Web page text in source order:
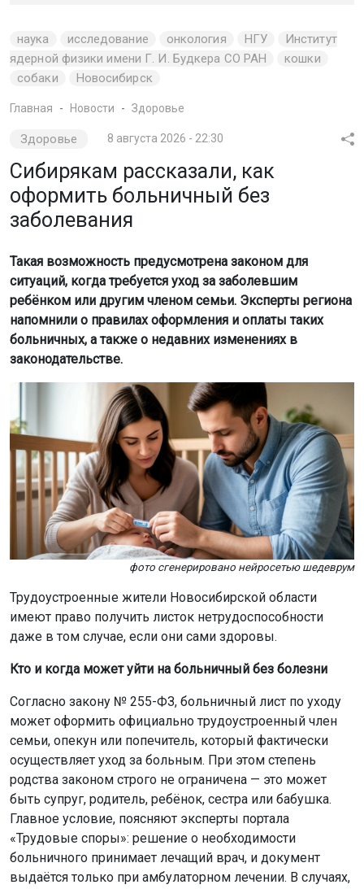
наука исследование онкология НГУ
Институт
ядерной физики имени Г. И. Будкера СО РАН
кошки
собаки
Новосибирск
Главная Новости Здоровье
Здоровье 8 августа 2026 - 22:30
Сибирякам рассказали, как
оформить больничный без
заболевания
Такая возможность предусмотрена законом для
ситуаций, когда требуется уход за заболевшим
ребёнком или другим членом семьи. Эксперты региона
напомнили о правилах оформления и оплаты таких
больничных, а также о недавних изменениях в
законодательстве.
фото сгенерировано нейросетью шедеврум
Трудоустроенные жители Новосибирской области
имеют право получить листок нетрудоспособности
даже в том случае, если они сами здоровы.
Кто и когда может уйти на больничный без болезни
Согласно закону № 255-ФЗ, больничный лист по уходу
может оформить официально трудоустроенный член
семьи, опекун или попечитель, который фактически
осуществляет уход за больным. При этом степень
родства законом строго не ограничена — это может
быть супруг, родитель, ребёнок, сестра или бабушка.
Главное условие, поясняют эксперты портала
«Трудовые споры»: решение о необходимости
больничного принимает лечащий врач, и документ
выдаётся только при амбулаторном лечении. В случаях,